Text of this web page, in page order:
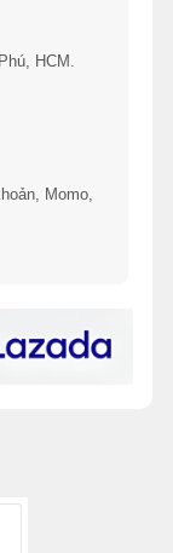
HCM.
Momo,